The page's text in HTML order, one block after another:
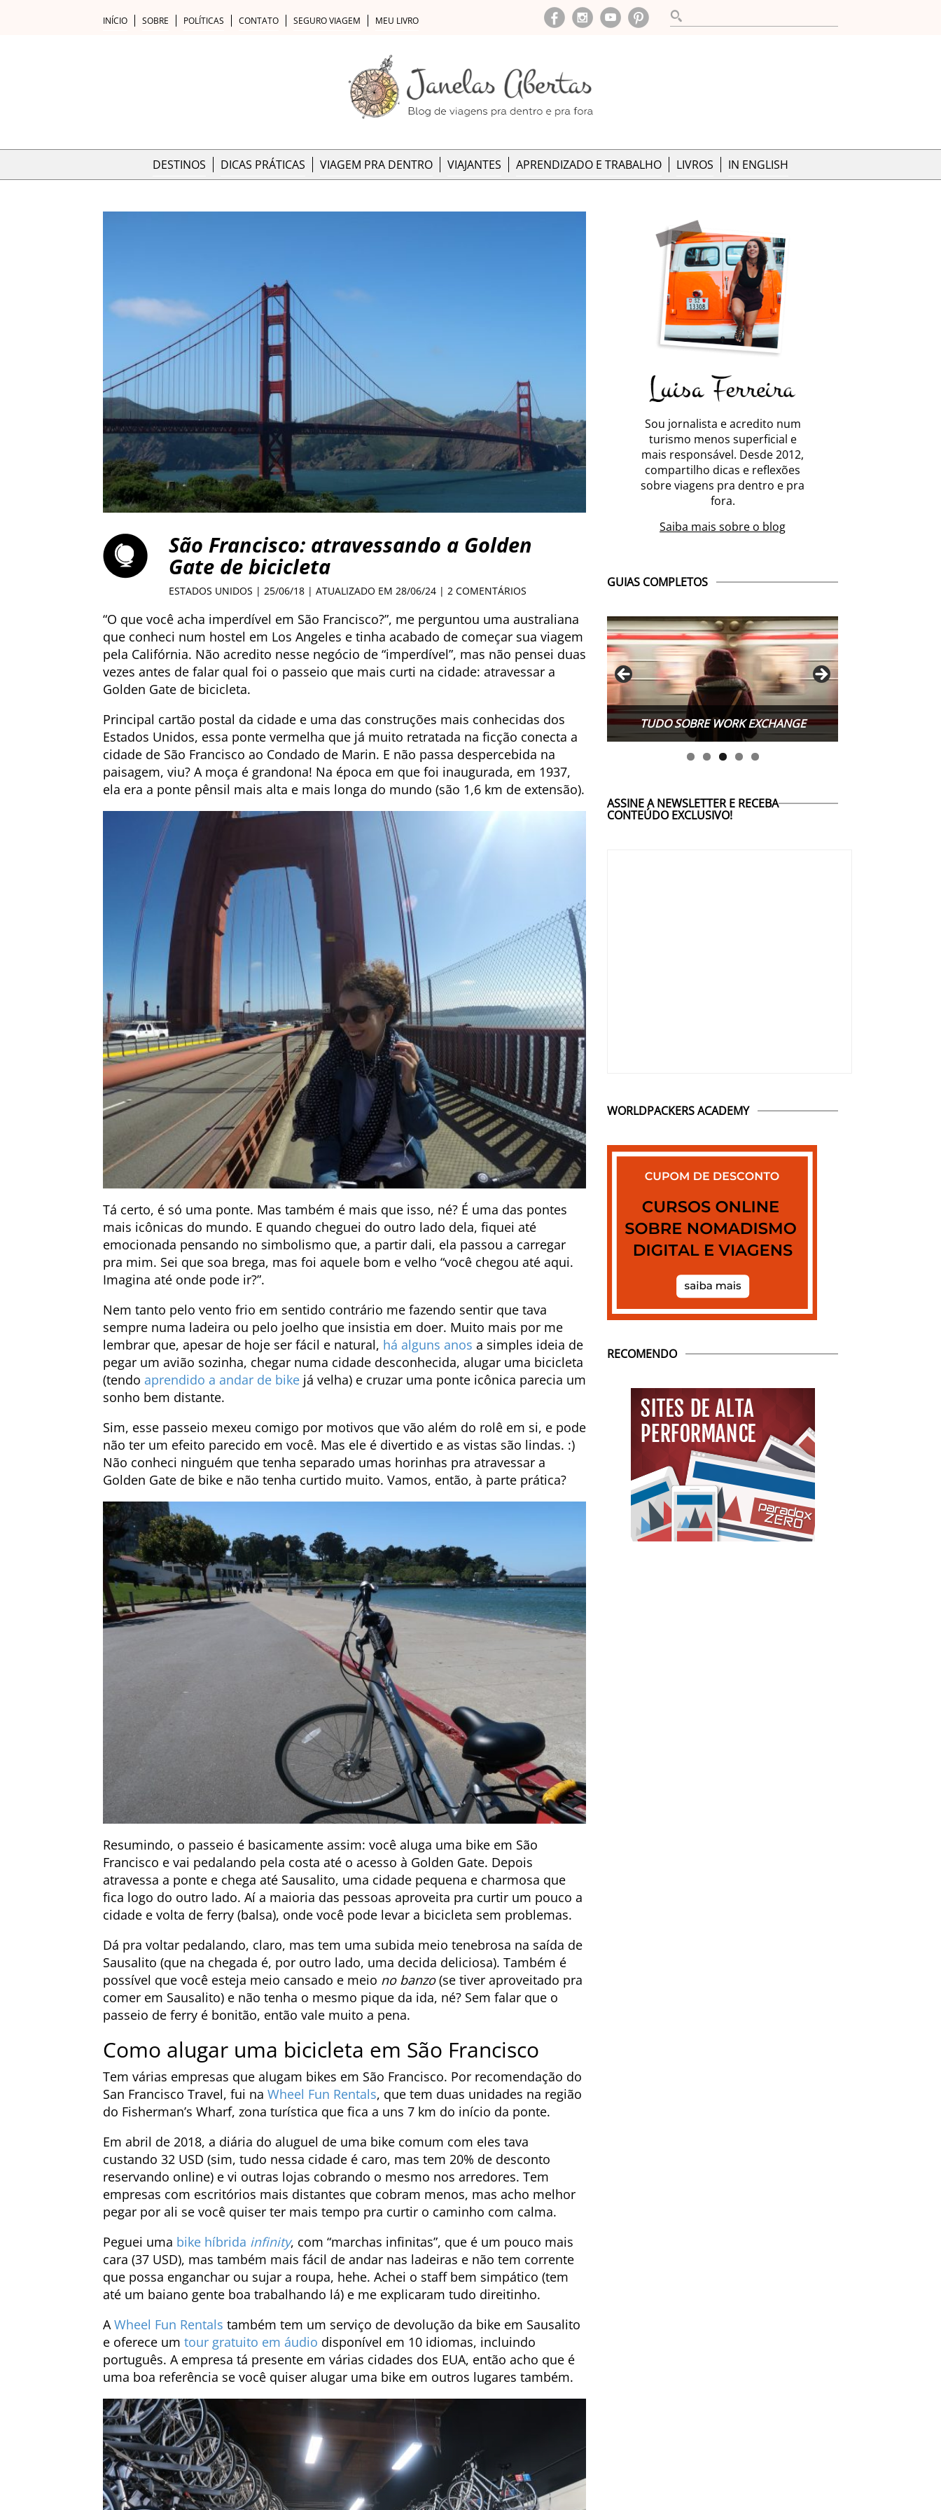
INÍCIO SOBRE POLÍTICAS CONTATO SEGURO VIAGEM MEU LIVRO
DESTINOS DICAS PRÁTICAS VIAGEM PRA DENTRO VIAJANTES APRENDIZADO E TRABALHO LIVROS IN ENGLISH
São Francisco: atravessando a Golden
Gate de bicicleta
ESTADOS UNIDOS | 25/06/18 | ATUALIZADO EM 28/06/24 | 2 COMENTÁRIOS
“O que você acha imperdível em São Francisco?”, me perguntou uma australiana
que conheci num hostel em Los Angeles e tinha acabado de começar sua viagem
pela Califórnia. Não acredito nesse negócio de “imperdível”, mas não pensei duas
vezes antes de falar qual foi o passeio que mais curti na cidade: atravessar a
Golden Gate de bicicleta.
Principal cartão postal da cidade e uma das construções mais conhecidas dos
Estados Unidos, essa ponte vermelha que já muito retratada na ficção conecta a
cidade de São Francisco ao Condado de Marin. E não passa despercebida na
paisagem, viu? A moça é grandona! Na época em que foi inaugurada, em 1937,
ela era a ponte pênsil mais alta e mais longa do mundo (são 1,6 km de extensão).
Tá certo, é só uma ponte. Mas também é mais que isso, né? É uma das pontes
mais icônicas do mundo. E quando cheguei do outro lado dela, fiquei até
emocionada pensando no simbolismo que, a partir dali, ela passou a carregar
pra mim. Sei que soa brega, mas foi aquele bom e velho “você chegou até aqui.
Imagina até onde pode ir?”.
Nem tanto pelo vento frio em sentido contrário me fazendo sentir que tava
sempre numa ladeira ou pelo joelho que insistia em doer. Muito mais por me
lembrar que, apesar de hoje ser fácil e natural, há alguns anos a simples ideia de
pegar um avião sozinha, chegar numa cidade desconhecida, alugar uma bicicleta
(tendo aprendido a andar de bike já velha) e cruzar uma ponte icônica parecia um
sonho bem distante.
Sim, esse passeio mexeu comigo por motivos que vão além do rolê em si, e pode
não ter um efeito parecido em você. Mas ele é divertido e as vistas são lindas. :)
Não conheci ninguém que tenha separado umas horinhas pra atravessar a
Golden Gate de bike e não tenha curtido muito. Vamos, então, à parte prática?
Resumindo, o passeio é basicamente assim: você aluga uma bike em São
Francisco e vai pedalando pela costa até o acesso à Golden Gate. Depois
atravessa a ponte e chega até Sausalito, uma cidade pequena e charmosa que
fica logo do outro lado. Aí a maioria das pessoas aproveita pra curtir um pouco a
cidade e volta de ferry (balsa), onde você pode levar a bicicleta sem problemas.
Dá pra voltar pedalando, claro, mas tem uma subida meio tenebrosa na saída de
Sausalito (que na chegada é, por outro lado, uma decida deliciosa). Também é
possível que você esteja meio cansado e meio no banzo(se tiver aproveitado pra
comer em Sausalito) e não tenha o mesmo pique da ida, né? Sem falar que o
passeio de ferry é bonitão, então vale muito a pena.
Como alugar uma bicicleta em São Francisco
Tem várias empresas que alugam bikes em São Francisco. Por recomendação do
San Francisco Travel, fui na Wheel Fun Rentals, que tem duas unidades na região
do Fisherman’s Wharf, zona turística que fica a uns 7 km do início da ponte.
Em abril de 2018, a diária do aluguel de uma bike comum com eles tava
custando 32 USD (sim, tudo nessa cidade é caro, mas tem 20% de desconto
reservando online) e vi outras lojas cobrando o mesmo nos arredores. Tem
empresas com escritórios mais distantes que cobram menos, mas acho melhor
pegar por ali se você quiser ter mais tempo pra curtir o caminho com calma.
Peguei uma bike híbrida infinity, com “marchas infinitas”, que é um pouco mais
cara (37 USD), mas também mais fácil de andar nas ladeiras e não tem corrente
que possa enganchar ou sujar a roupa, hehe. Achei o staff bem simpático (tem
até um baiano gente boa trabalhando lá) e me explicaram tudo direitinho.
AWheel Fun Rentals também tem um serviço de devolução da bike em Sausalito
e oferece um tour gratuito em áudio disponível em 10 idiomas, incluindo
português. A empresa tá presente em várias cidades dos EUA, então acho que é
uma boa referência se você quiser alugar uma bike em outros lugares também.
Sou jornalista e acredito num
turismo menos superficial e
mais responsável. Desde 2012,
compartilho dicas e reflexões
sobre viagens pra dentro e pra
fora.
Saiba mais sobre o blog
GUIAS COMPLETOS
TUDO SOBRE WORK EXCHANGE
ASSINE A NEWSLETTER E RECEBA
CONTEÚDO EXCLUSIVO!
WORLDPACKERS ACADEMY
RECOMENDO